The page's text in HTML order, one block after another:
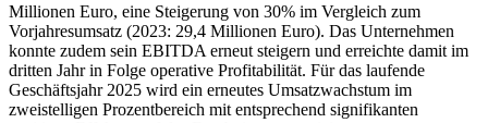
Millionen Euro, eine Steigerung von 30% im Vergleich zum
Vorjahresumsatz (2023: 29,4 Millionen Euro). Das Unternehmen
konnte zudem sein EBITDA erneut steigern und erreichte damit im
dritten Jahr in Folge operative Profitabilität. Für das laufende
Geschäftsjahr 2025 wird ein erneutes Umsatzwachstum im
zweistelligen Prozentbereich mit entsprechend signifikanten